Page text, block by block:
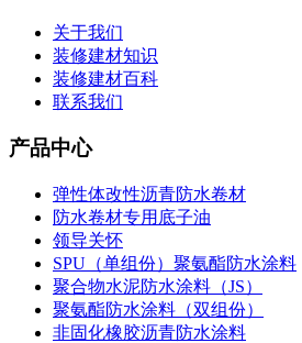
关于我们
装修建材知识
装修建材百科
联系我们
产品中心
弹性体改性沥青防水卷材
防水卷材专用底子油
领导关怀
SPU（单组份）聚氨酯防水涂料
聚合物水泥防水涂料（JS）
聚氨酯防水涂料（双组份）
非固化橡胶沥青防水涂料